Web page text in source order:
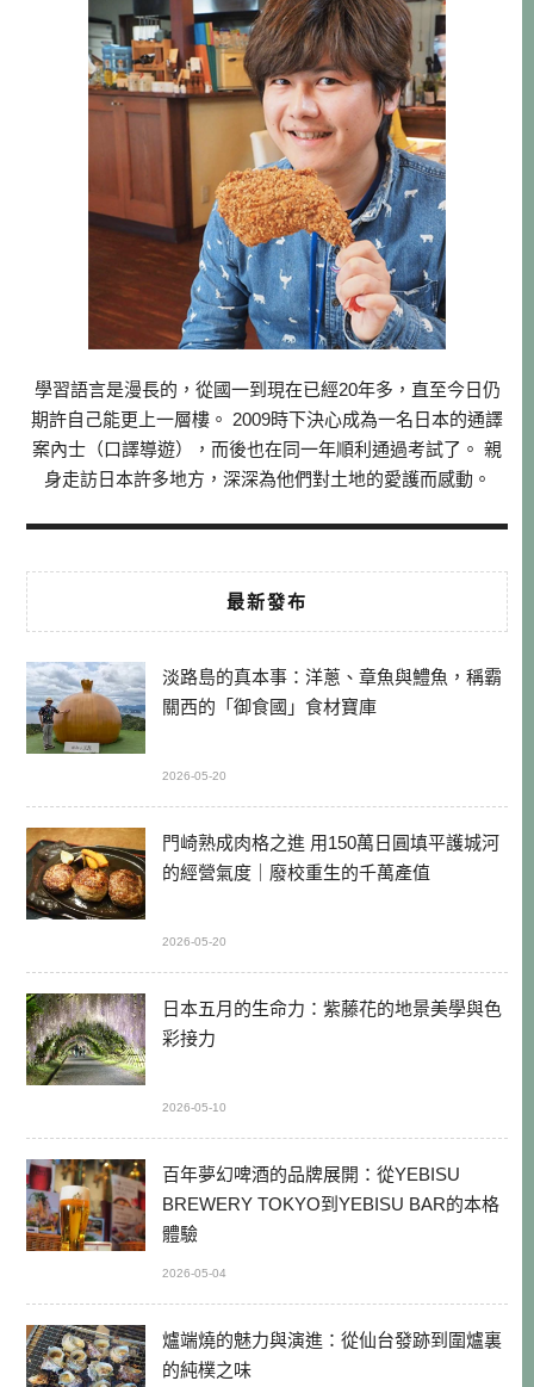
學習語言是漫長的，從國一到現在已經20年多，直至今日仍
期許自己能更上一層樓。 2009時下決心成為一名日本的通譯
案內士（口譯導遊），而後也在同一年順利通過考試了。 親
身走訪日本許多地方，深深為他們對土地的愛護而感動。
最新發布
淡路島的真本事：洋蔥、章魚與鱧魚，稱霸
關西的「御食國」食材寶庫
2026-05-20
門崎熟成肉格之進 用150萬日圓填平護城河
的經營氣度｜廢校重生的千萬產值
2026-05-20
日本五月的生命力：紫藤花的地景美學與色
彩接力
2026-05-10
百年夢幻啤酒的品牌展開：從YEBISU
BREWERY TOKYO到YEBISU BAR的本格
體驗
2026-05-04
爐端燒的魅力與演進：從仙台發跡到圍爐裏
的純樸之味